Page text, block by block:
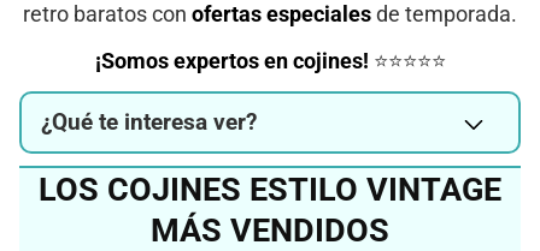
retro baratos con ofertas especiales de temporada.
¡Somos expertos en cojines! ⭐⭐⭐⭐⭐
¿Qué te interesa ver?
LOS COJINES ESTILO VINTAGE
MÁS VENDIDOS